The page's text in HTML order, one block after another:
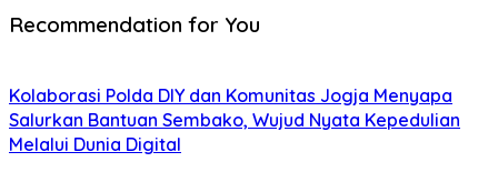
Recommendation for You
Kolaborasi Polda DIY dan Komunitas Jogja Menyapa
Salurkan Bantuan Sembako, Wujud Nyata Kepedulian
Melalui Dunia Digital